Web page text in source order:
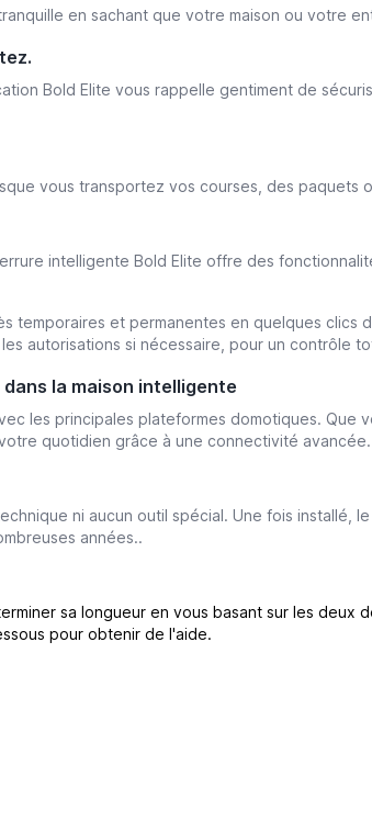
en sachant que votre maison ou votre
Bold Elite vous rappelle gentiment de
vous transportez vos courses, des paquets
intelligente Bold Elite offre des
et permanentes en quelques clics
autorisations si nécessaire, pour un contrôle
la maison intelligente
les principales plateformes domotiques.
quotidien grâce à une connectivité avancée.
ni aucun outil spécial. Une fois installé,
années..
sa longueur en vous basant sur les deux
pour obtenir de l'aide.